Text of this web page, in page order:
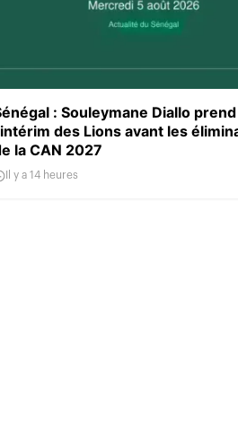
: Souleymane Diallo prend
des Lions avant les
la CAN 2027
Il y a 14 heures